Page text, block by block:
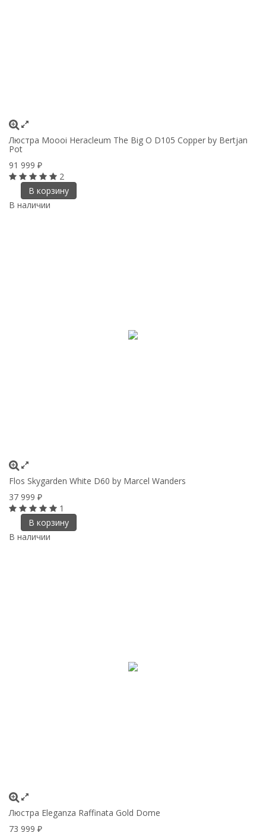
Люстра Moooi Heracleum The Big O D105 Copper by Bertjan
Pot
91 999 ₽
2
В корзину
В наличии
Flos Skygarden White D60 by Marcel Wanders
37 999 ₽
1
В корзину
В наличии
Люстра Eleganza Raffinata Gold Dome
73 999 ₽